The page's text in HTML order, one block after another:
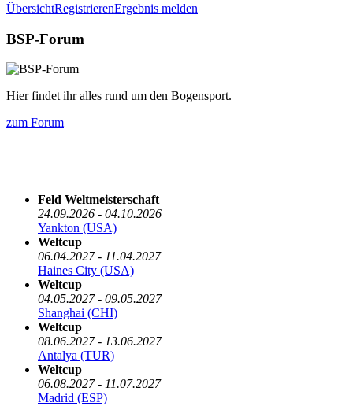
ÜbersichtRegistrierenErgebnis melden
BSP-Forum
Hier findet ihr alles rund um den Bogensport.
zum Forum
Feld Weltmeisterschaft
24.09.2026 - 04.10.2026
Yankton (USA)
Weltcup
06.04.2027 - 11.04.2027
Haines City (USA)
Weltcup
04.05.2027 - 09.05.2027
Shanghai (CHI)
Weltcup
08.06.2027 - 13.06.2027
Antalya (TUR)
Weltcup
06.08.2027 - 11.07.2027
Madrid (ESP)